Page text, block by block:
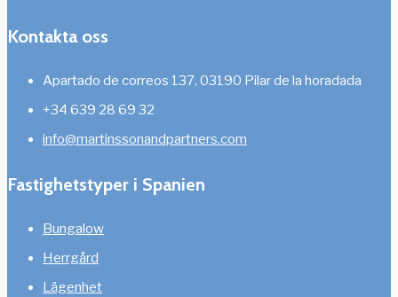
Kontakta oss
Apartado de correos 137, 03190 Pilar de la horadada
+34 639 28 69 32
info@martinssonandpartners.com
Fastighetstyper i Spanien
Bungalow
Herrgård
Lägenhet